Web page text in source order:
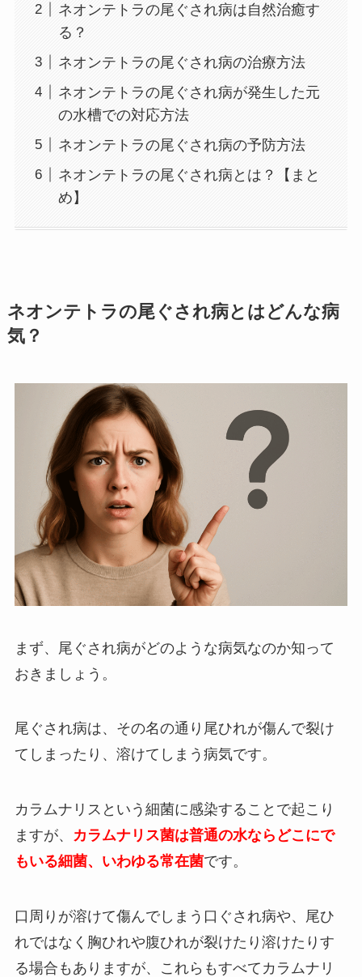
ネオンテトラの尾ぐされ病は自然治癒す
る？
ネオンテトラの尾ぐされ病の治療方法
ネオンテトラの尾ぐされ病が発生した元
の水槽での対応方法
ネオンテトラの尾ぐされ病の予防方法
ネオンテトラの尾ぐされ病とは？【まと
め】
ネオンテトラの尾ぐされ病とはどんな病
気？
まず、尾ぐされ病がどのような病気なのか知って
おきましょう。
尾ぐされ病は、その名の通り尾ひれが傷んで裂け
てしまったり、溶けてしまう病気です。
カラムナリスという細菌に感染することで起こり
ますが、
カラムナリス菌は普通の水ならどこにで
もいる細菌、いわゆる常在菌です。
口周りが溶けて傷んでしまう口ぐされ病や、尾ひ
れではなく胸ひれや腹ひれが裂けたり溶けたりす
る場合もありますが、これらもすべてカラムナリ